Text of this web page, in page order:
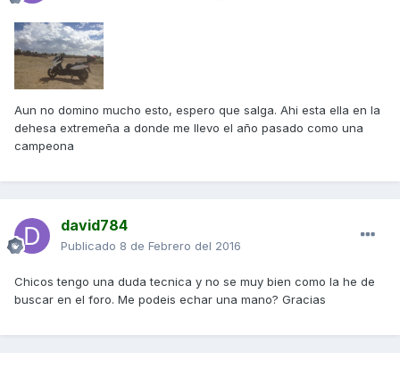
Aun no domino mucho esto, espero que salga. Ahi esta ella en la
dehesa extremeña a donde me llevo el año pasado como una
campeona
david784
Publicado 8 de Febrero del 2016
Chicos tengo una duda tecnica y no se muy bien como la he de
buscar en el foro. Me podeis echar una mano? Gracias